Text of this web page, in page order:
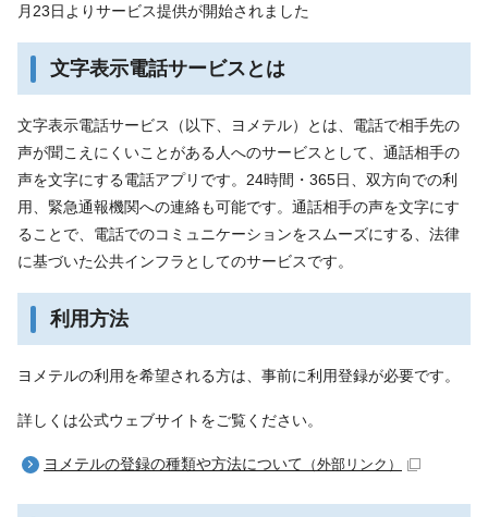
月23日よりサービス提供が開始されました
文字表示電話サービスとは
文字表示電話サービス（以下、ヨメテル）とは、電話で相手先の
声が聞こえにくいことがある人へのサービスとして、通話相手の
声を文字にする電話アプリです。24時間・365日、双方向での利
用、緊急通報機関への連絡も可能です。通話相手の声を文字にす
ることで、電話でのコミュニケーションをスムーズにする、法律
に基づいた公共インフラとしてのサービスです。
利用方法
ヨメテルの利用を希望される方は、事前に利用登録が必要です。
詳しくは公式ウェブサイトをご覧ください。
ヨメテルの登録の種類や方法について （外部リンク）